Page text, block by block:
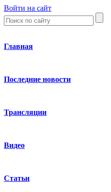
Войти на сайт
Главная
Последние новости
Трансляции
Видео
Статьи